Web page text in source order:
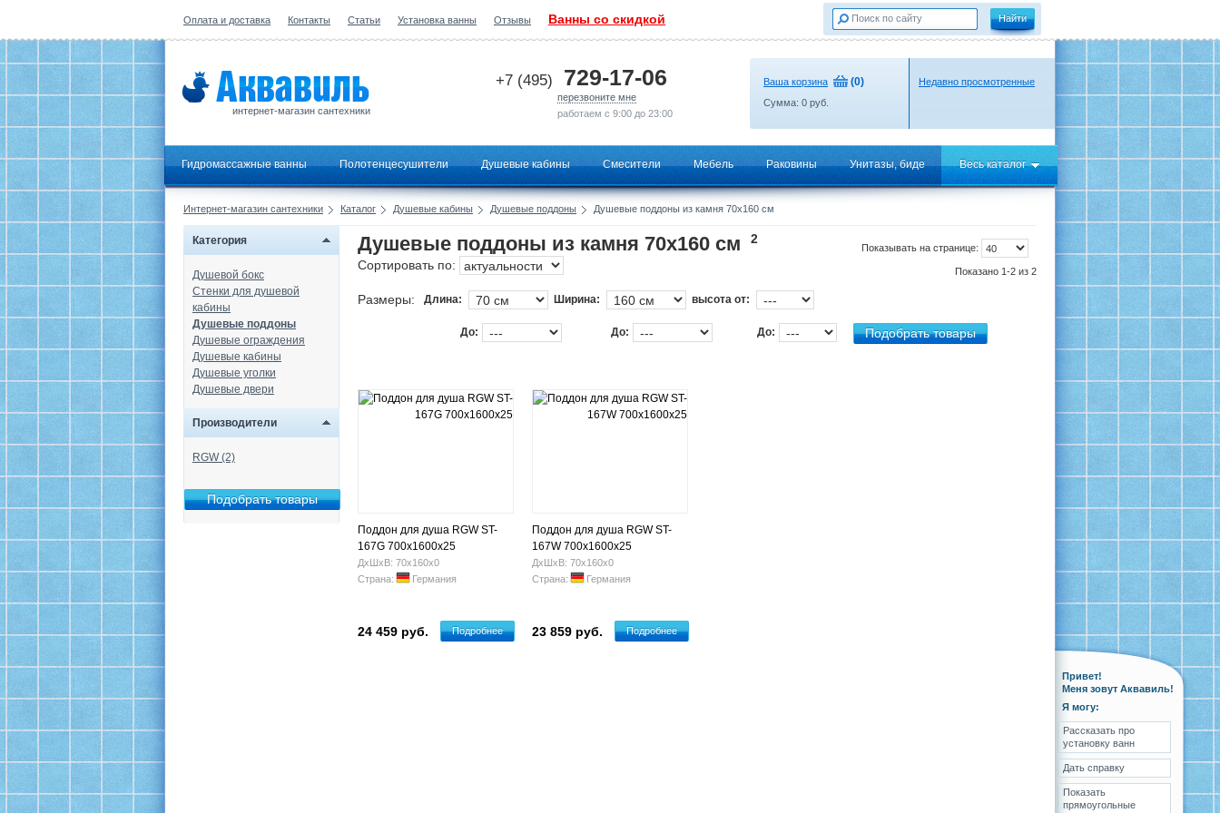
Оплата и доставка Контакты Статьи Установка ванны Отзывы Ванны со скидкой
интернет-магазин сантехники
+7 (495) 729-17-06
перезвоните мне
работаем с 9:00 до 23:00
Ваша корзина (0)
Сумма: 0 руб.
Недавно просмотренные
Гидромассажные ванны Полотенцесушители Душевые кабины Смесители Мебель Раковины Унитазы, биде Весь каталог
Интернет-магазин сантехники Каталог Душевые кабины Душевые поддоны Душевые поддоны из камня 70х160 см
Категория
Душевой бокс
Стенки для душевой
кабины
Душевые поддоны
Душевые ограждения
Душевые кабины
Душевые уголки
Душевые двери
Производители
RGW (2)
Показывать на странице:
Показано 1-2 из 2
Душевые поддоны из камня 70х160 см
2
Сортировать по:
Размеры: Длина: Ширина: высота от:
До: До: До:
Поддон для душа RGW ST-
167G 700х1600х25
ДхШхВ: 70х160х0
Страна:
Германия
24 459 руб. Подробнее
Поддон для душа RGW ST-
167W 700x1600x25
ДхШхВ: 70х160х0
Страна:
Германия
23 859 руб. Подробнее
Привет!
Меня зовут Аквавиль!
Я могу:
Рассказать про
установку ванн
Дать справку
Показать
прямоугольные